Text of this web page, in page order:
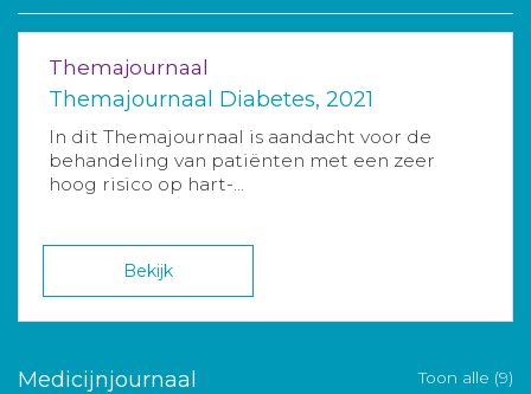
Themajournaal
Themajournaal Diabetes, 2021
In dit Themajournaal is aandacht voor de
behandeling van patiënten met een zeer
hoog risico op hart-...
Bekijk
Medicijnjournaal Toon alle (9)